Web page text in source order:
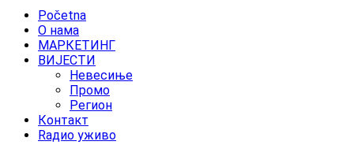
Početna
O нама
МАРКЕТИНГ
ВИЈЕСТИ
Невесиње
Промо
Регион
Контакт
Rадио уживо